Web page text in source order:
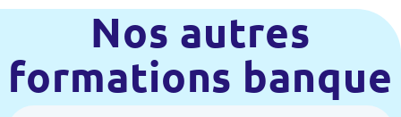
Nos autres
formations banque